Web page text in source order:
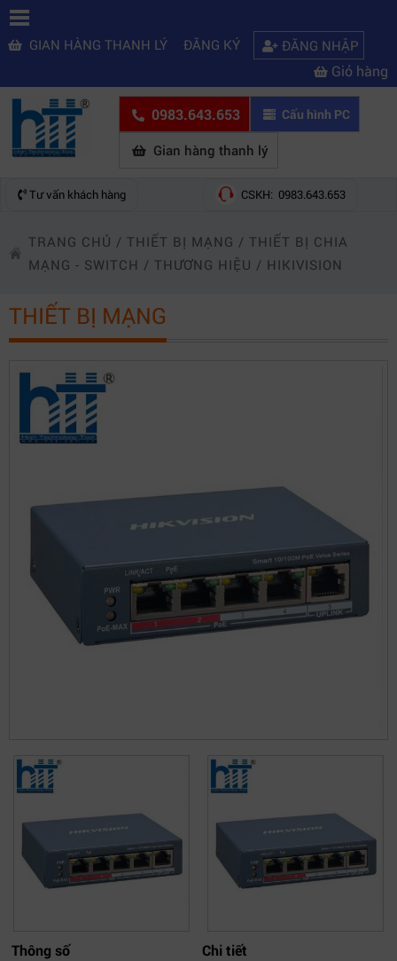
GIAN HÀNG THANH LÝ ĐĂNG KÝ ĐĂNG NHẬP
Giỏ hàng
0983.643.653 Cấu hình PC
Gian hàng thanh lý
Tư vấn khách hàng CSKH: 0983.643.653
TRANG CHỦ / THIẾT BỊ MẠNG / THIẾT BỊ CHIA
MẠNG - SWITCH / THƯƠNG HIỆU / HIKIVISION
THIẾT BỊ MẠNG
Thông số
Chi tiết